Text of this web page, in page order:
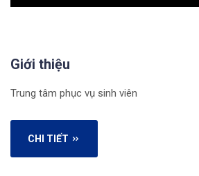
Giới thiệu
Trung tâm phục vụ sinh viên
CHI TIẾT